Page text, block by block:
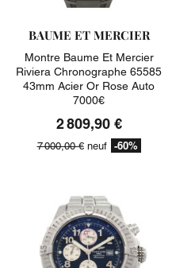
BAUME ET MERCIER
Montre Baume Et Mercier
Riviera Chronographe 65585
43mm Acier Or Rose Auto
7000€
2 809,90 €
7 000,00 €neuf -60%